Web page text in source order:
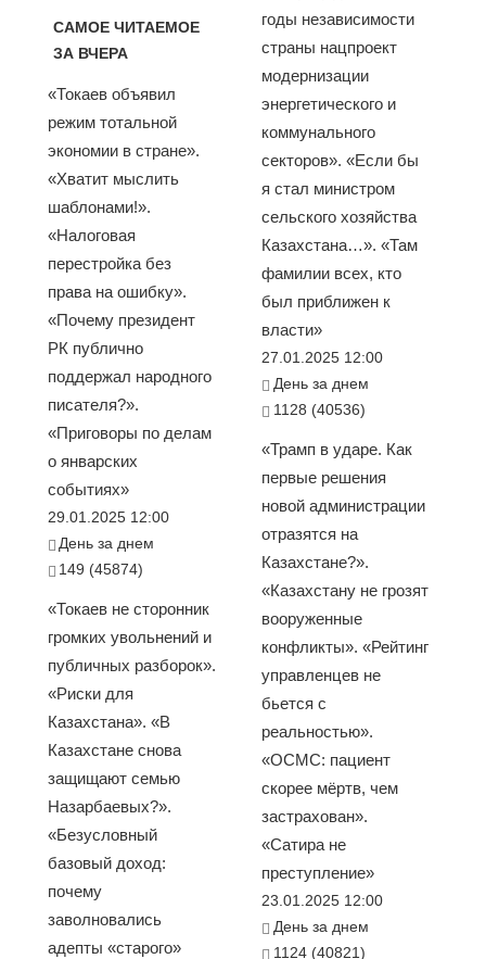
САМОЕ ЧИТАЕМОЕ
ЗА ВЧЕРА
«Токаев объявил
режим тотальной
экономии в стране».
«Хватит мыслить
шаблонами!».
«Налоговая
перестройка без
права на ошибку».
«Почему президент
РК публично
поддержал народного
писателя?».
«Приговоры по делам
о январских
событиях»
29.01.2025 12:00
День за днем
149 (45874)
«Токаев не сторонник
громких увольнений и
публичных разборок».
«Риски для
Казахстана». «В
Казахстане снова
защищают семью
Назарбаевых?».
«Безусловный
базовый доход:
почему
заволновались
адепты «старого»
годы независимости
страны нацпроект
модернизации
энергетического и
коммунального
секторов». «Если бы
я стал министром
сельского хозяйства
Казахстана…». «Там
фамилии всех, кто
был приближен к
власти»
27.01.2025 12:00
День за днем
1128 (40536)
«Трамп в ударе. Как
первые решения
новой администрации
отразятся на
Казахстане?».
«Казахстану не грозят
вооруженные
конфликты». «Рейтинг
управленцев не
бьется с
реальностью».
«ОСМС: пациент
скорее мёртв, чем
застрахован».
«Сатира не
преступление»
23.01.2025 12:00
День за днем
1124 (40821)